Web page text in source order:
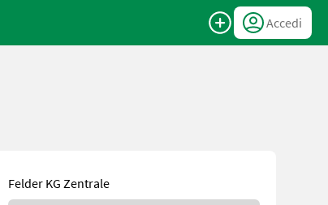
Accedi
Felder KG Zentrale